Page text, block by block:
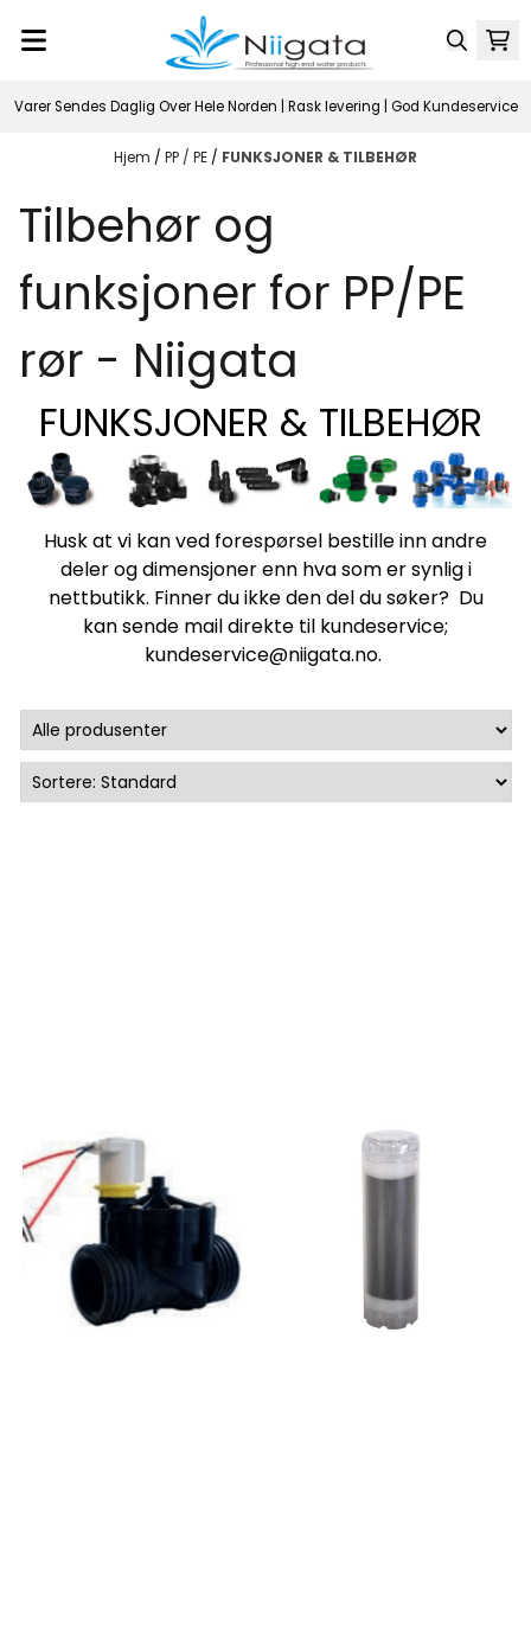
Varer Sendes Daglig Over Hele Norden | Rask levering | God Kundeservice
Hjem / PP / PE / FUNKSJONER & TILBEHØR
Tilbehør og
funksjoner for PP/PE
rør - Niigata
FUNKSJONER & TILBEHØR
Husk at vi kan ved forespørsel bestille inn andre
deler og dimensjoner enn hva som er synlig i
nettbutikk. Finner du ikke den del du søker? Du
kan sende mail direkte til kundeservice;
kundeservice@niigata.no.